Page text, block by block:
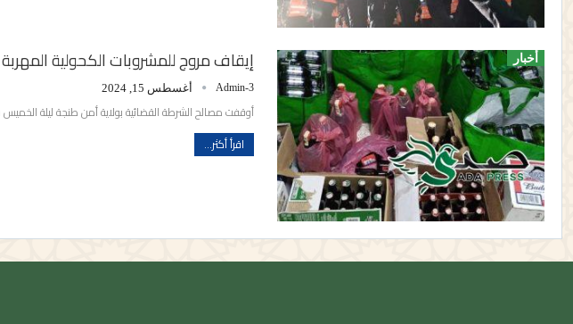
أخبار إيقاف مروج للمشروبات الكحولية
Admin-3 أغسطس 15, 2024
أوقفت مصالح الشرطة القضائية بولاية أمن طنجة ليلة
اقرأ أكثر...